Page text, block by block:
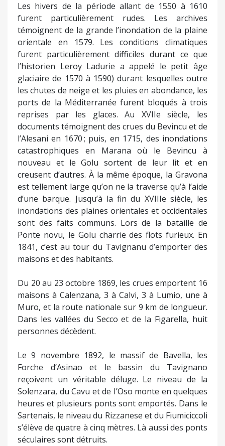
Les hivers de la période allant de 1550 à 1610
furent particulièrement rudes. Les archives
témoignent de la grande l’inondation de la plaine
orientale en 1579. Les conditions climatiques
furent particulièrement difficiles durant ce que
l’historien Leroy Ladurie a appelé le petit âge
glaciaire de 1570 à 1590) durant lesquelles outre
les chutes de neige et les pluies en abondance, les
ports de la Méditerranée furent bloqués à trois
reprises par les glaces. Au XVIIe siècle, les
documents témoignent des crues du Bevincu et de
l’Alesani en 1670 ; puis, en 1715, des inondations
catastrophiques en Marana où le Bevincu à
nouveau et le Golu sortent de leur lit et en
creusent d’autres. À la même époque, la Gravona
est tellement large qu’on ne la traverse qu’à l’aide
d’une barque. Jusqu’à la fin du XVIIIe siècle, les
inondations des plaines orientales et occidentales
sont des faits communs. Lors de la bataille de
Ponte novu, le Golu charrie des flots furieux. En
1841, c’est au tour du Tavignanu d’emporter des
maisons et des habitants.
Du 20 au 23 octobre 1869, les crues emportent 16
maisons à Calenzana, 3 à Calvi, 3 à Lumio, une à
Muro, et la route nationale sur 9 km de longueur.
Dans les vallées du Secco et de la Figarella, huit
personnes décèdent.
Le 9 novembre 1892, le massif de Bavella, les
Forche d’Asinao et le bassin du Tavignano
reçoivent un véritable déluge. Le niveau de la
Solenzara, du Cavu et de I’Oso monte en quelques
heures et plusieurs ponts sont emportés. Dans le
Sartenais, le niveau du Rizzanese et du Fiumiciccoli
s’élève de quatre à cinq mètres. Là aussi des ponts
séculaires sont détruits.